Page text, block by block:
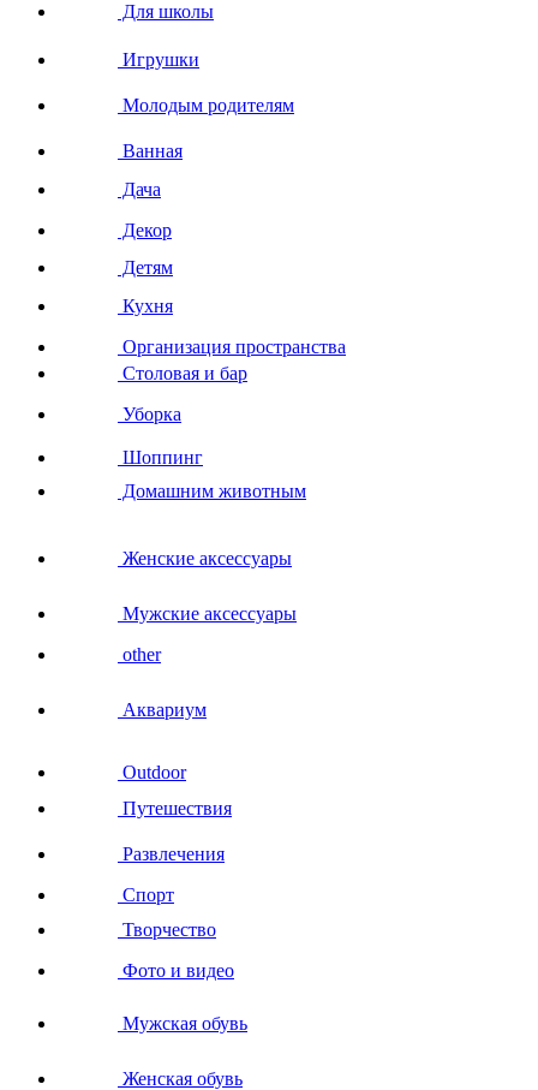
Для школы
Игрушки
Молодым родителям
Ванная
Дача
Декор
Детям
Кухня
Организация пространства
Столовая и бар
Уборка
Шоппинг
Домашним животным
Женские аксессуары
Мужские аксессуары
other
Аквариум
Outdoor
Путешествия
Развлечения
Спорт
Творчество
Фото и видео
Мужская обувь
Женская обувь